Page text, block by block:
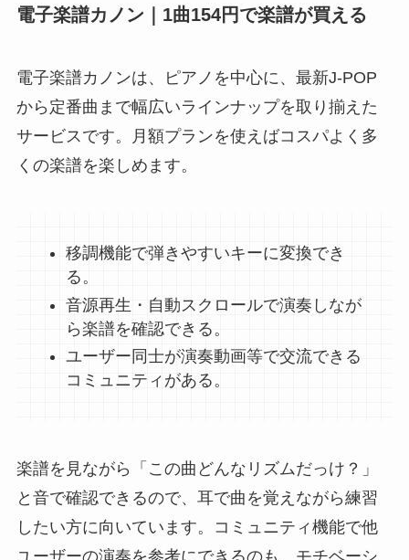
電子楽譜カノン｜1曲154円で楽譜が買える
電子楽譜カノンは、ピアノを中心に、最新J-POP
から定番曲まで幅広いラインナップを取り揃えた
サービスです。月額プランを使えばコスパよく多
くの楽譜を楽しめます。
移調機能で弾きやすいキーに変換でき
る。
音源再生・自動スクロールで演奏しなが
ら楽譜を確認できる。
ユーザー同士が演奏動画等で交流できる
コミュニティがある。
楽譜を見ながら「この曲どんなリズムだっけ？」
と音で確認できるので、耳で曲を覚えながら練習
したい方に向いています。コミュニティ機能で他
ユーザーの演奏を参考にできるのも、モチベーシ